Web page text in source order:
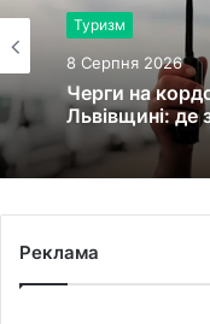
Туризм
8 Серпня 2026
Черги на
Львівщині: де
Реклама